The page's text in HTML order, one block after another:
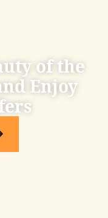
of the
Enjoy